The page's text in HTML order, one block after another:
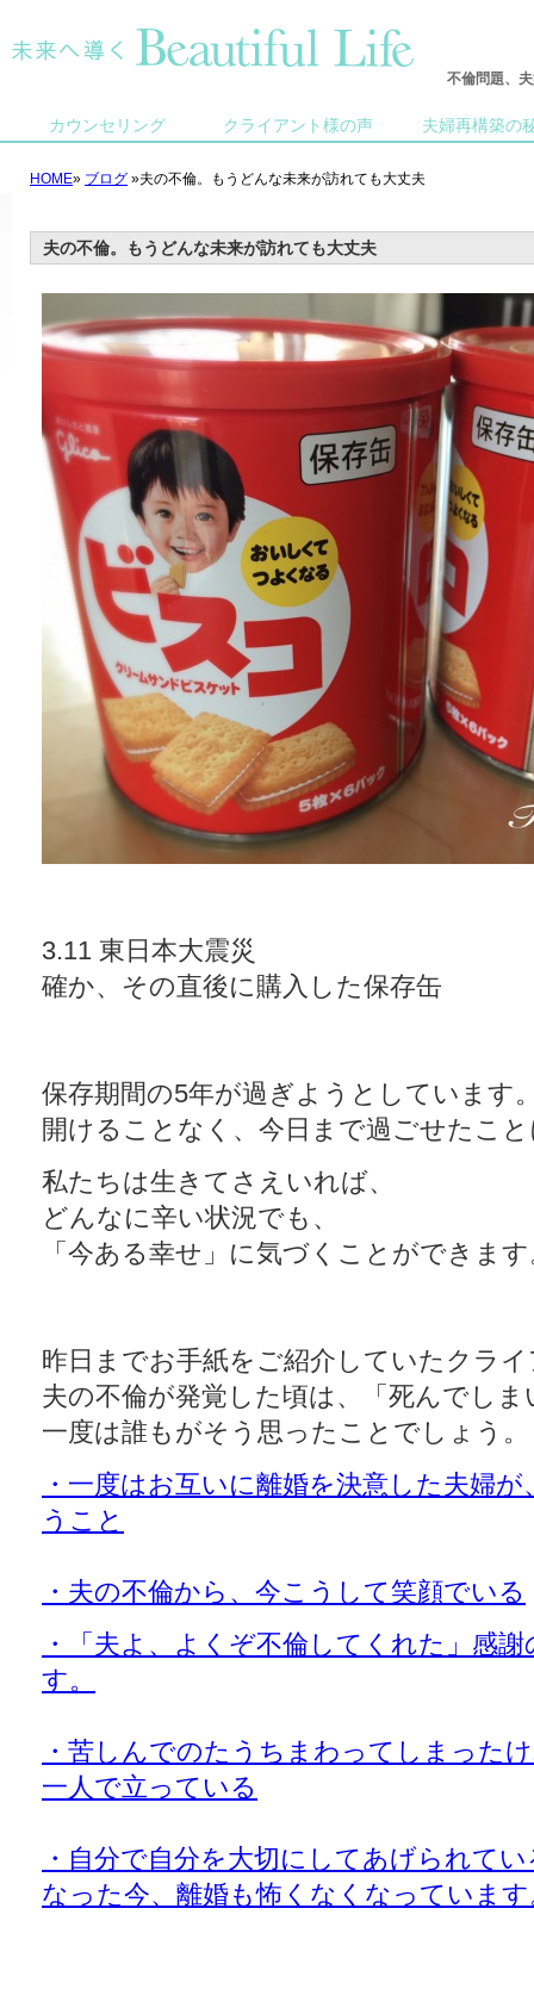
不倫問題、
カウンセリング クライアント様の声 夫婦再構築の
HOME» ブログ »夫の不倫。もうどんな未来が訪れても大丈夫
夫の不倫。もうどんな未来が訪れても大丈夫
3.11 東日本大震災
確か、その直後に購入した保存缶
保存期間の5年が過ぎようとしています
開けることなく、今日まで過ごせたこ
私たちは生きてさえいれば、
どんなに辛い状況でも、
「今ある幸せ」に気づくことができま
昨日までお手紙をご紹介していたクラ
夫の不倫が発覚した頃は、「死んでし
一度は誰もがそう思ったことでしょう。
・一度はお互いに離婚を決意した夫婦
うこと
・夫の不倫から、今こうして笑顔でいる
・「夫よ、よくぞ不倫してくれた」感
す。
・苦しんでのたうちまわってしまった
一人で立っている
・自分で自分を大切にしてあげられて
なった今、離婚も怖くなくなっています